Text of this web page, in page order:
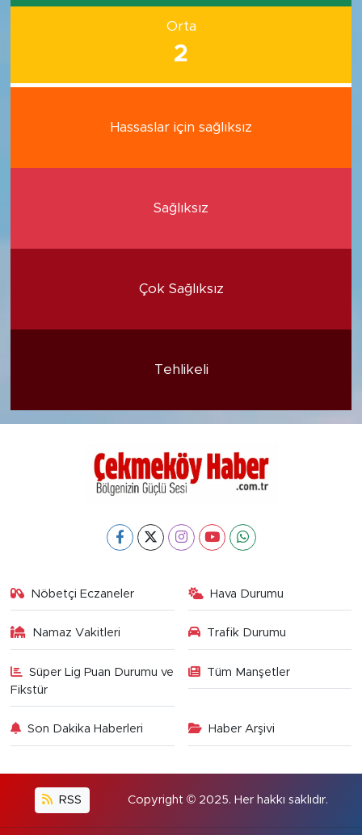
Orta
2
Hassaslar için sağlıksız
Sağlıksız
Çok Sağlıksız
Tehlikeli
Nöbetçi Eczaneler Hava Durumu
Namaz Vakitleri Trafik Durumu
Süper Lig Puan Durumu ve
Fikstür
Tüm Manşetler
Son Dakika Haberleri Haber Arşivi
RSS Copyright © 2025. Her hakkı saklıdır.